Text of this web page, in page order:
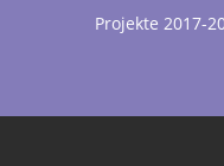
Projekte 2017-